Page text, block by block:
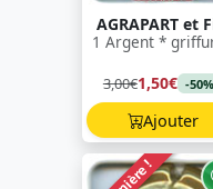
AGRAPART et
1 Argent *
3,00€1,50€ -50%
Ajouter